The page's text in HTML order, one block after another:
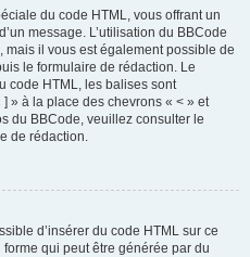
du code HTML, vous offrant un
message. L’utilisation du BBCode
il vous est également possible de
le formulaire de rédaction. Le
code HTML, les balises sont
» à la place des chevrons « < » et
du BBCode, veuillez consulter le
de rédaction.
d’insérer du code HTML sur ce
qui peut être générée par du